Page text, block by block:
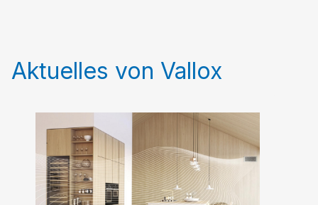
Aktuelles von Vallox